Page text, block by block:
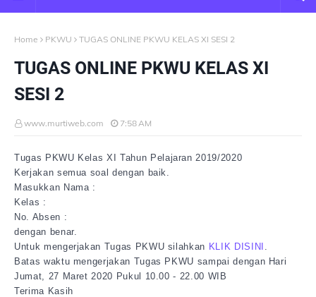
Home PKWU TUGAS ONLINE PKWU KELAS XI SESI 2
TUGAS ONLINE PKWU KELAS XI
SESI 2
www.murtiweb.com 7:58 AM
Tugas PKWU Kelas XI Tahun Pelajaran 2019/2020
Kerjakan semua soal dengan baik.
Masukkan Nama :
Kelas :
No. Absen :
dengan benar.
Untuk mengerjakan Tugas PKWU silahkan KLIK DISINI .
Batas waktu mengerjakan Tugas PKWU sampai dengan Hari
Jumat, 27 Maret 2020 Pukul 10.00 - 22.00 WIB
Terima Kasih